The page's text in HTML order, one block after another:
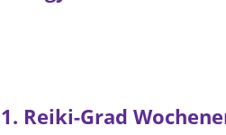
1. Reiki-Grad